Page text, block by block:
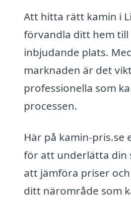
Att hitta rätt kamin i
förvandla ditt hem till
inbjudande plats.
marknaden är det
professionella som
processen.
Här på kamin-
för att underlätta din
att jämföra priser
ditt närområde som